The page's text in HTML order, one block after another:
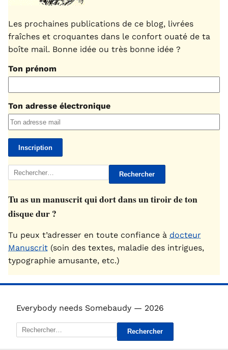
Les prochaines publications de ce blog, livrées
fraîches et croquantes dans le confort ouaté de ta
boîte mail. Bonne idée ou très bonne idée ?
Ton prénom
Ton adresse électronique
Rechercher :
Tu as un manuscrit qui dort dans un tiroir de ton
disque dur ?
Tu peux t’adresser en toute confiance à docteur
Manuscrit (soin des textes, maladie des intrigues,
typographie amusante, etc.)
Everybody needs Somebaudy — 2026
Rechercher :